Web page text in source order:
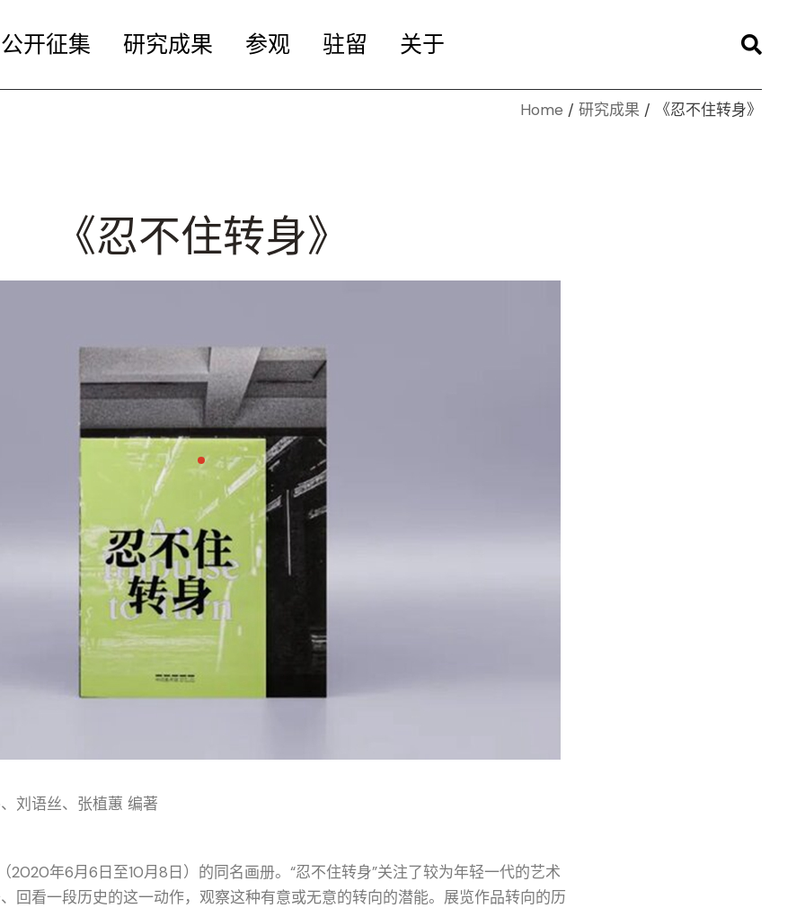
公开征集 研究成果 参观 驻留 关于
Home 研究成果 《忍不住转身》
《忍不住转身》
刘语丝、张植蕙 编著
2020年6月6日至10月8日）的同名画册。“忍不住转身”关注了较为年轻一代的艺术
回看一段历史的这一动作，观察这种有意或无意的转向的潜能。展览作品转向的历